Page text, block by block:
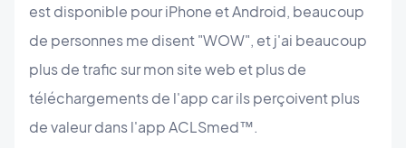
est disponible pour iPhone et Android, beaucoup
de personnes me disent "WOW", et j'ai beaucoup
plus de trafic sur mon site web et plus de
téléchargements de l'app car ils perçoivent plus
de valeur dans l'app ACLSmed™.